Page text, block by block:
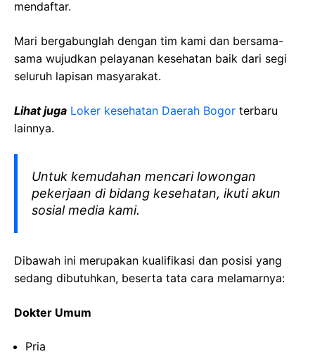
mendaftar.
Mari bergabunglah dengan tim kami dan bersama-
sama wujudkan pelayanan kesehatan baik dari segi
seluruh lapisan masyarakat.
Lihat juga Loker kesehatan Daerah Bogor terbaru
lainnya.
Untuk kemudahan mencari lowongan
pekerjaan di bidang kesehatan, ikuti akun
sosial media kami.
Dibawah ini merupakan kualifikasi dan posisi yang
sedang dibutuhkan, beserta tata cara melamarnya:
Dokter Umum
Pria